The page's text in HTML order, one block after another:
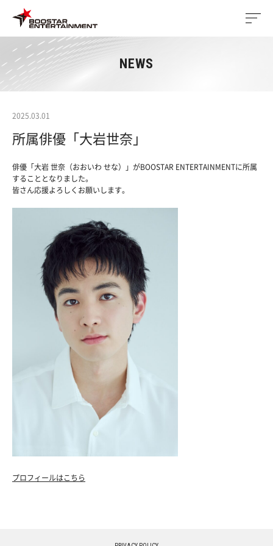
NEWS
2025.03.01
所属俳優「大岩世奈」
俳優「大岩 世奈（おおいわ せな）」がBOOSTAR ENTERTAINMENTに所属
することとなりました。
皆さん応援よろしくお願いします。
プロフィールはこちら